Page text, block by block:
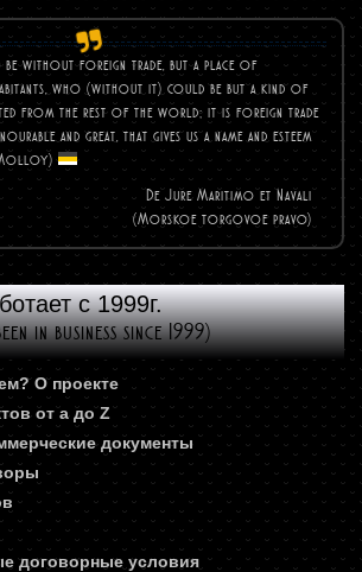
without foreign trade, but a place of
who (without it) could be but a kind of
from the rest of the world; it is foreign trade
and great, that gives us a name and esteem
De Jure Maritimo et Navali
(Morskoe torgovoe pravo)
с 1999г.
in business since 1999)
О проекте
от а до Z
документы
договорные условия